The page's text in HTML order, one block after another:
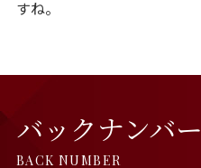
すね。
バックナンバー
BACK NUMBER